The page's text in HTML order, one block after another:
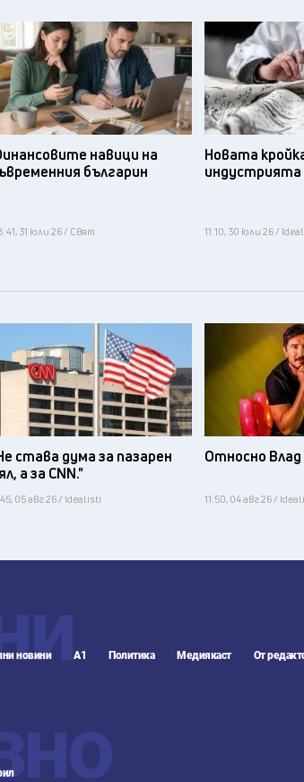
навици на
българин
31 юли 26 / Свят
Новата
индустрията
11:10, 30 юли 26 /
става дума за пазарен
а за CNN."
05 авг 26 / Idealisti
Относно Влад
11:50, 04 авг 26 /
новини А1 Политика Медиякаст От